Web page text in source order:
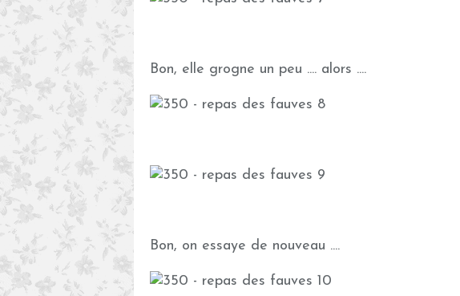
Bon, elle grogne un peu .... alors ....
Bon, on essaye de nouveau ....